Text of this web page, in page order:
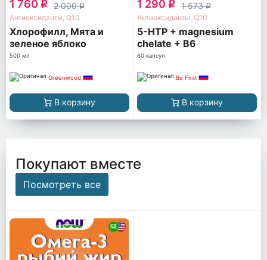
1 760 q 2 000q
Антиоксиданты, Q10
Хлорофилл, Мята и
зеленое яблоко
500 мл
Greenwood
В корзину
1 290 q 1 573q
Антиоксиданты, Q10
5-HTP + magnesium
chelate + B6
60 капсул
Be First
В корзину
Покупают вместе
Посмотреть все